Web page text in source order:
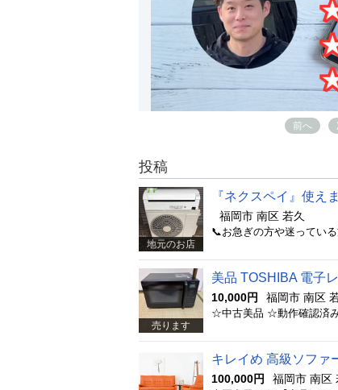
前へ
投稿
地元のお店
『ネクスペイ』使え
福岡市 南区 若久
売ります
美品 TOSHIBA 電子
10,000円 福岡市 南区
キレイめ 高級ソファ
100,000円 福岡市 南区